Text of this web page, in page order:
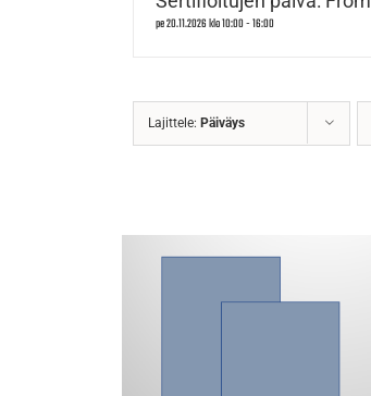
pe 20.11.2026 klo 10:00-16:00
Lajittele: Päiväys